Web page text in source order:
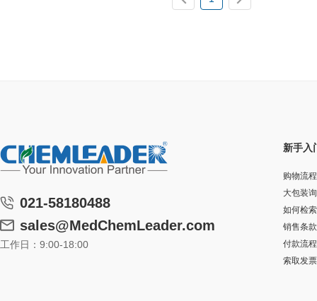
021-58180488
sales@MedChemLeader.com
工作日：9:00-18:00
新手入
购物流程
大包装
如何检索
销售条款
付款流程
索取发票